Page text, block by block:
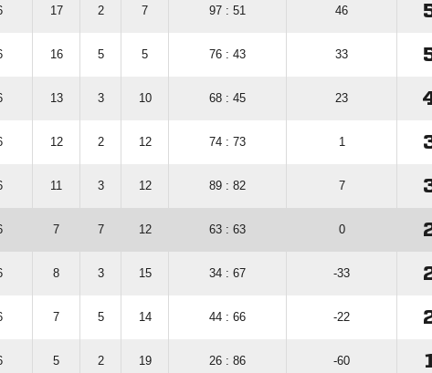
17 2 7 97 : 51 46
16 5 5 76 : 43 33
13 3 10 68 : 45 23
12 2 12 74 : 73 1
11 3 12 89 : 82 7
7 7 12 63 : 63 0
8 3 15 34 : 67 -33
7 5 14 44 : 66 -22
5 2 19 26 : 86 -60